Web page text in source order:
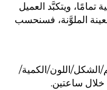
تمامًا، ويتكبَّد العميل
الملوَّنة، فسنحسب
الشكل/اللون/الكمية/
ساعتين.